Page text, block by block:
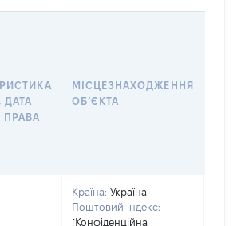
ДАТА
ПРАВА
МІСЦЕЗНАХОДЖЕННЯ
ОБʼЄКТА
Країна: Україна
Поштовий індекс:
[Конфіденційна